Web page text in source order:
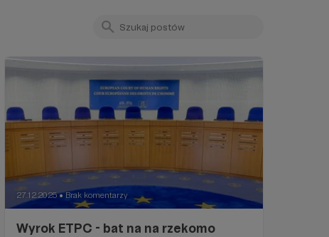
27.12.2025 ● Brak komentarzy
Wyrok ETPC - bat na na rzekomo